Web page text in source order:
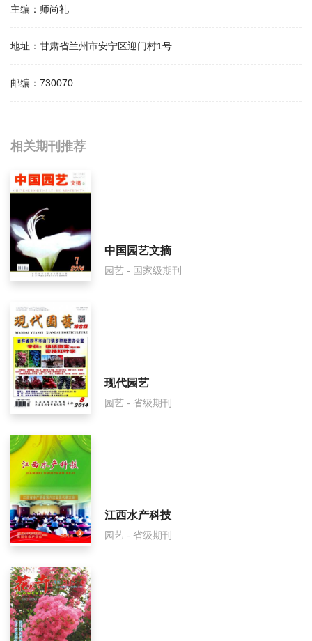
主编： 师尚礼
地址： 甘肃省兰州市安宁区迎门村1号
邮编： 730070
相关提问
草原与草坪影响因子是多少？
草原与草坪怎么样？
草原与草坪面费如何收取？
草原与草坪是什么级别刊物？
草原与草坪审稿要多久？
草原与草坪是国家级期刊吗？
相关期刊推荐
中国园艺文摘
园艺 - 国家级期刊
现代园艺
园艺 - 省级期刊
江西水产科技
园艺 - 省级期刊